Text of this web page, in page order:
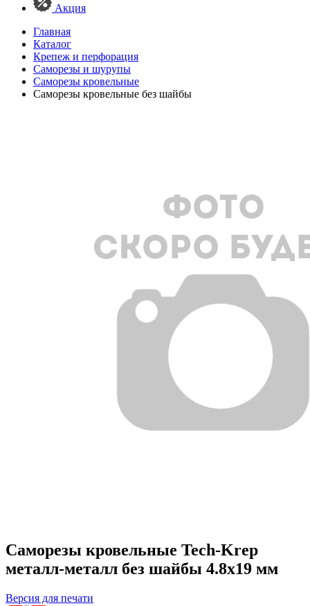
Акция
Главная
Каталог
Крепеж и перфорация
Саморезы и шурупы
Саморезы кровельные
Саморезы кровельные без шайбы
Саморезы кровельные Tech-Krep
металл-металл без шайбы 4.8х19 мм
Версия для печати